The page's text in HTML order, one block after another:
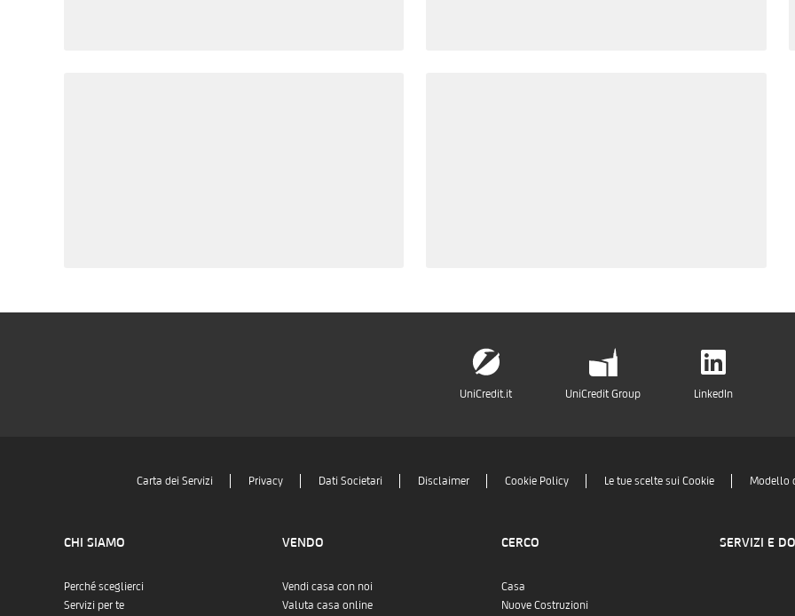
UniCredit.it UniCredit Group LinkedIn
Carta dei Servizi Privacy Dati Societari Disclaimer Cookie Policy Le tue scelte sui Cookie Modello
CHI SIAMO
Perché sceglierci
Servizi per te
VENDO
Vendi casa con noi
Valuta casa online
CERCO
Casa
Nuove Costruzioni
SERVIZI E